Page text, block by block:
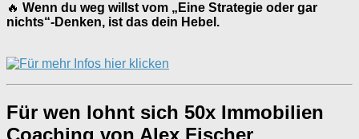
🔥 Wenn du weg willst vom „Eine Strategie oder gar
nichts“-Denken, ist das dein Hebel.
Für wen lohnt sich 50x Immobilien
Coaching von Alex Fischer